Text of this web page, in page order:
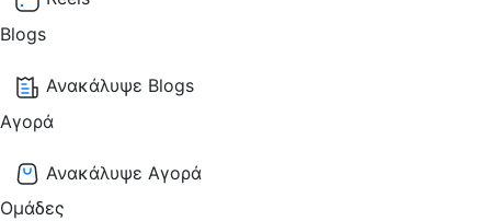
Blogs
Ανακάλυψε Blogs
Αγορά
Ανακάλυψε Αγορά
Ομάδες